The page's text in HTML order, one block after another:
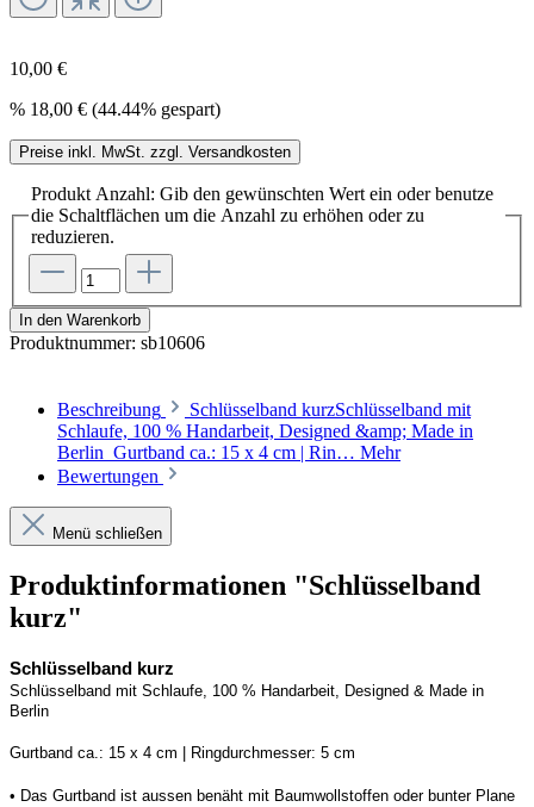
10,00 €
% 18,00 € (44.44% gespart)
Preise inkl. MwSt. zzgl. Versandkosten
Produkt Anzahl: Gib den gewünschten Wert ein oder benutze
die Schaltflächen um die Anzahl zu erhöhen oder zu
reduzieren.
In den Warenkorb
Produktnummer: sb10606
Beschreibung
Schlüsselband kurzSchlüsselband mit
Schlaufe, 100 % Handarbeit, Designed &amp; Made in
Berlin Gurtband ca.: 15 x 4 cm | Rin… Mehr
Bewertungen
Menü schließen
Produktinformationen "Schlüsselband
kurz"
Schlüsselband kurz
Schlüsselband mit Schlaufe, 100 % Handarbeit, Designed & Made in
Berlin
Gurtband ca.: 15 x 4 cm | Ringdurchmesser: 5 cm
• Das Gurtband ist aussen benäht mit Baumwollstoffen oder bunter Plane